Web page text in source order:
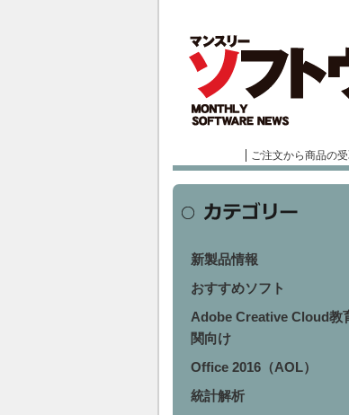
ご注文から商品の
新製品情報
おすすめソフト
Adobe Creative Cloud教
関向け
Office 2016（AOL）
統計解析